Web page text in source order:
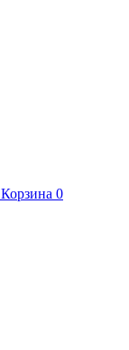
Корзина 0